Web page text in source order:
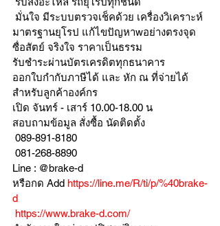
มาตรฐานยุโรป แก้ไขปัญหาwอย่างตรงจุด
ซื่อสัตย์ จริงใจ ราคาเป็นธรรม
รับชำระผ่านบัตรเครดิตทุกธนาคาร
ออกใบกำกับภาษีได้ และ หัก ณ ที่จ่ายได้
สำหรับลูกค้าองค์กร
เปิด จันทร์ - เสาร์ 10.00-18.00 น
สอบถามข้อมูล สั่งซื้อ นัดติดตั้ง
089-891-8180
081-268-8890
Line : @brake-d
หรือกด Add https://line.me/R/ti/p/%40brake-
d
https://www.brake-d.com/